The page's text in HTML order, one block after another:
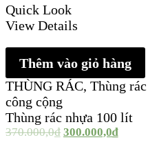
Quick Look
View Details
Thêm vào giỏ hàng
THÙNG RÁC, Thùng rác
công cộng
Thùng rác nhựa 100 lít
370.000,0₫ 300.000,0₫